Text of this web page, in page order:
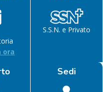
ora
S.S.N. e Privato
Sedi